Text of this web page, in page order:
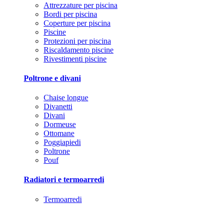
Attrezzature per piscina
Bordi per piscina
Coperture per piscina
Piscine
Protezioni per piscina
Riscaldamento piscine
Rivestimenti piscine
Poltrone e divani
Chaise longue
Divanetti
Divani
Dormeuse
Ottomane
Poggiapiedi
Poltrone
Pouf
Radiatori e termoarredi
Termoarredi